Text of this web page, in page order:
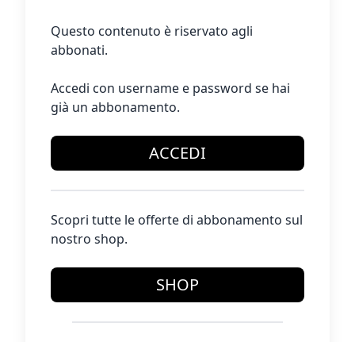
Questo contenuto è riservato agli
abbonati.
Accedi con username e password se hai
già un abbonamento.
ACCEDI
Scopri tutte le offerte di abbonamento sul
nostro shop.
SHOP